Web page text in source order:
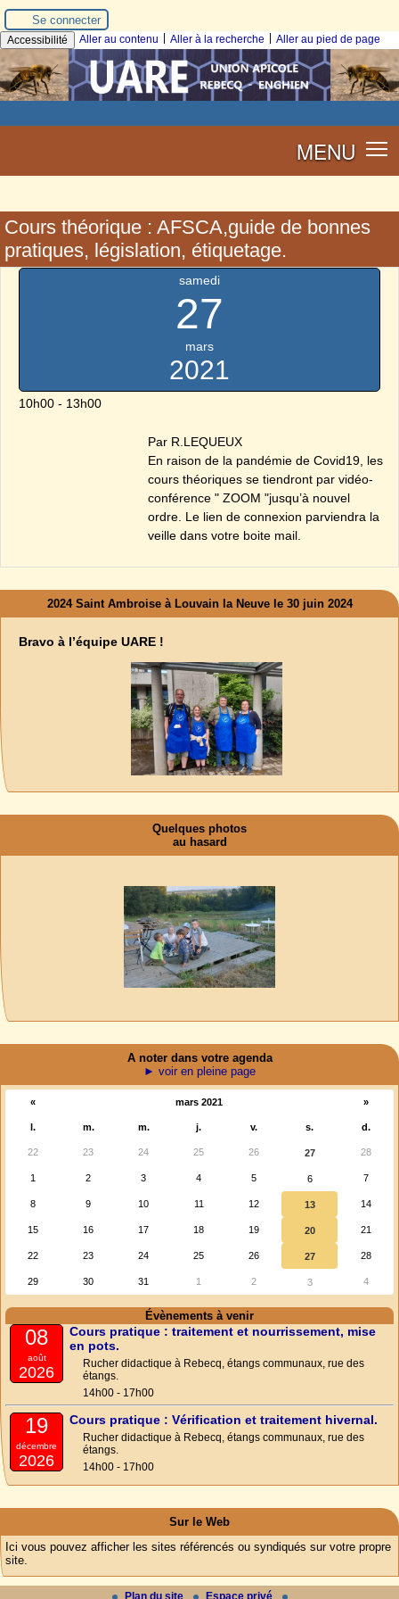
Se connecter
Accessibilité Aller au contenu Aller à la recherche Aller au pied de page
MENU
Cours théorique : AFSCA,guide de bonnes
pratiques, législation, étiquetage.
samedi
27
mars
2021
10h00 - 13h00
Par R.LEQUEUX
En raison de la pandémie de Covid19, les
cours théoriques se tiendront par vidéo-
conférence " ZOOM "jusqu’à nouvel
ordre. Le lien de connexion parviendra la
veille dans votre boite mail.
2024 Saint Ambroise à Louvain la Neuve le 30 juin 2024
Bravo à l’équipe UARE !
Quelques photos
au hasard
A noter dans votre agenda
► voir en pleine page
« mars 2021 »
l. m. m. j. v. s. d.
22 23 24 25 26 27 28
1 2 3 4 5 6 7
8 9 10 11 12 13 14
15 16 17 18 19 20 21
22 23 24 25 26 27 28
29 30 31 1 2 3 4
Évènements à venir
08
août
2026
Cours pratique : traitement et nourrissement, mise
en pots.
Rucher didactique à Rebecq, étangs communaux, rue des
étangs.
14h00 - 17h00
19
décembre
2026
Cours pratique : Vérification et traitement hivernal.
Rucher didactique à Rebecq, étangs communaux, rue des
étangs.
14h00 - 17h00
Sur le Web
Ici vous pouvez afficher les sites référencés ou syndiqués sur votre propre
site.
Plan du site Espace privé